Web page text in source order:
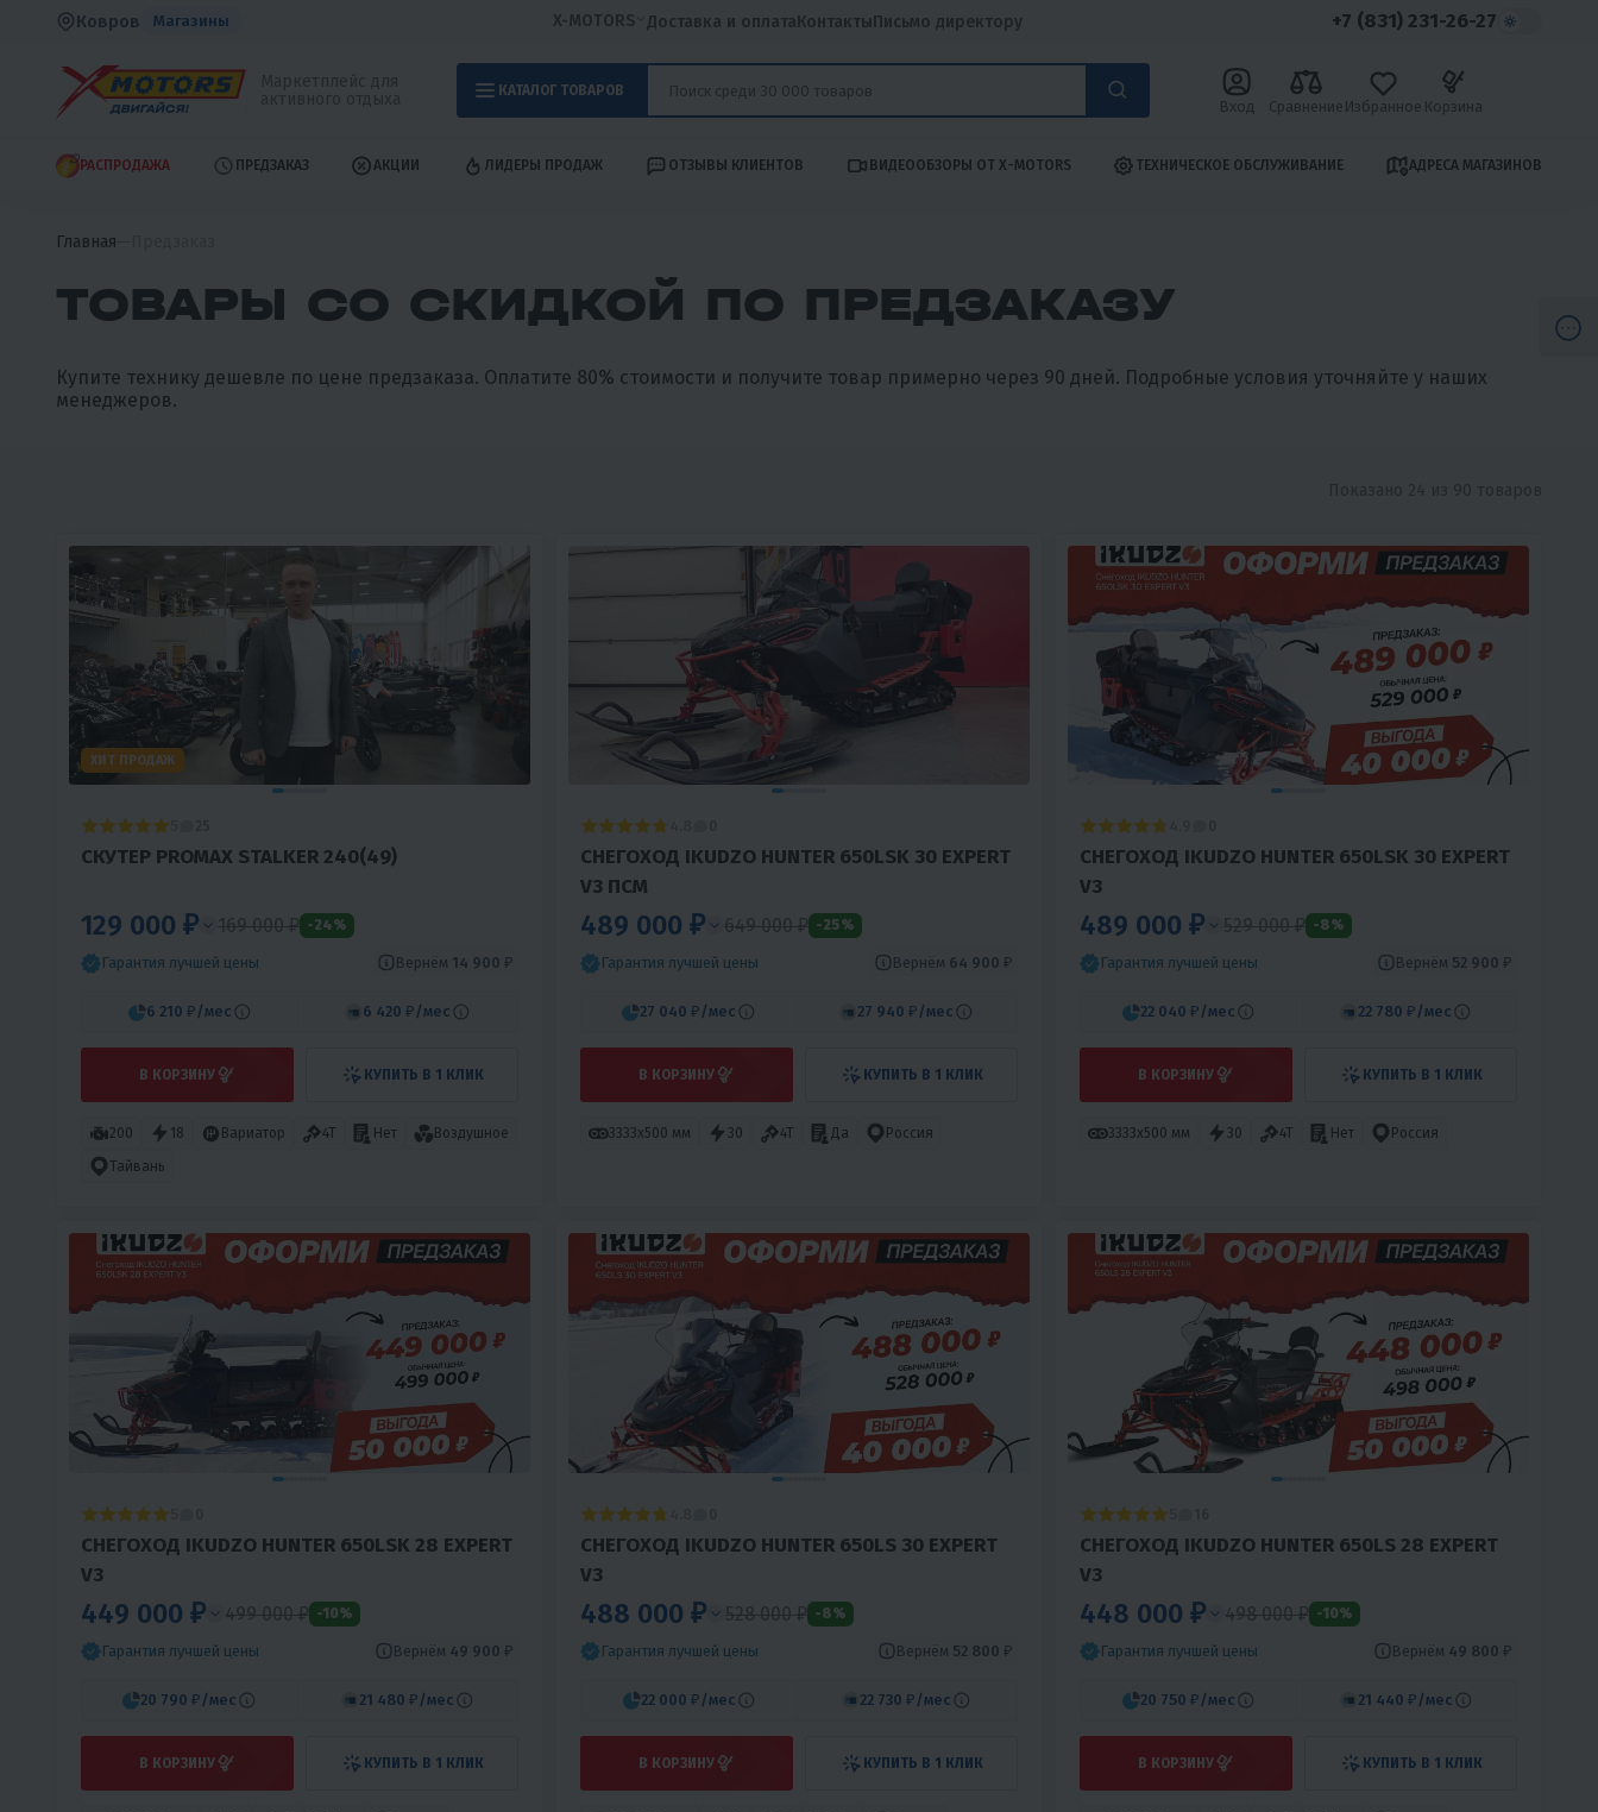
Ковров Магазины X-MOTORS Доставка и оплатаКонтактыПисьмо директору +7 (831) 231-26-27
КАТАЛОГ ТОВАРОВ
Вход Сравнение Избранное Корзина
РАСПРОДАЖА ПРЕДЗАКАЗ АКЦИИ ЛИДЕРЫ ПРОДАЖ ОТЗЫВЫ КЛИЕНТОВ ВИДЕООБЗОРЫ ОТ X-MOTORS ТЕХНИЧЕСКОЕ ОБСЛУЖИВАНИЕ АДРЕСА МАГАЗИНОВ
Главная
ТОВАРЫ СО СКИДКОЙ ПО ПРЕДЗАКАЗУ
Купите технику дешевле по цене предзаказа. Оплатите 80% стоимости и получите товар примерно через 90 дней. Подробные условия уточняйте у наших
менеджеров.
ХИТ ПРОДАЖ
СКУТЕР PROMAX STALKER 240(49)
129 000 ₽ 169 000 ₽ -24%
Гарантия лучшей цены Вернём 14 900 ₽
6 210 ₽ /мес 6 420 ₽ /мес
В КОРЗИНУ КУПИТЬ В 1 КЛИК
200 18 Вариатор 4T Нет
Воздушное
Тайвань
СНЕГОХОД IKUDZO HUNTER 650LSK 30 EXPERT
V3 ПСМ
489 000 ₽ 649 000 ₽ -25%
Гарантия лучшей цены Вернём 64 900 ₽
27 040 ₽ /мес 27 940 ₽ /мес
В КОРЗИНУ КУПИТЬ В 1 КЛИК
3333х500 мм 30 4T Да Россия
СНЕГОХОД IKUDZO HUNTER 650LSK 30 EXPERT
V3
489 000 ₽ 529 000 ₽ -8%
Гарантия лучшей цены Вернём 52 900 ₽
22 040 ₽ /мес 22 780 ₽ /мес
В КОРЗИНУ КУПИТЬ В 1 КЛИК
3333х500 мм 30 4T Нет Россия
СНЕГОХОД IKUDZO HUNTER 650LSK 28 EXPERT
V3
449 000 ₽ 499 000 ₽ -10%
Гарантия лучшей цены Вернём 49 900 ₽
20 790 ₽ /мес 21 480 ₽ /мес
В КОРЗИНУ КУПИТЬ В 1 КЛИК
СНЕГОХОД IKUDZO HUNTER 650LS 30 EXPERT
V3
488 000 ₽ 528 000 ₽ -8%
Гарантия лучшей цены Вернём 52 800 ₽
22 000 ₽ /мес 22 730 ₽ /мес
В КОРЗИНУ КУПИТЬ В 1 КЛИК
СНЕГОХОД IKUDZO HUNTER 650LS 28 EXPERT
V3
448 000 ₽ 498 000 ₽ -10%
Гарантия лучшей цены Вернём 49 800 ₽
20 750 ₽ /мес 21 440 ₽ /мес
В КОРЗИНУ КУПИТЬ В 1 КЛИК